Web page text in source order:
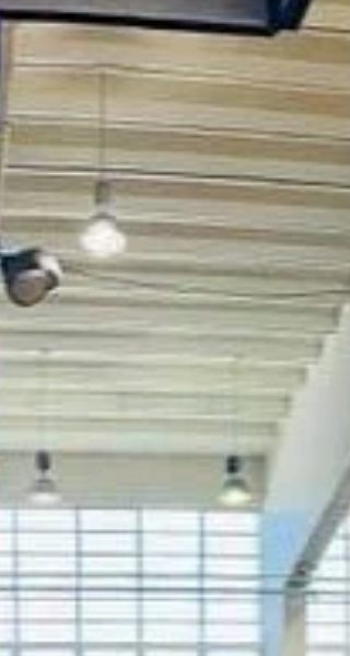
予定されておりますので、スケジュールを
確認ください。 変更等がある場合は、
およびメールにて随時ご案内いたします。
🏀 「ELITUS EXPERIENCE」へのご参加
りがとうございました！ 7月中旬に開催い
しました無料体験イベント 「ELITUS
EXPERIENCE」 にご参加いただいた皆様
誠にありがとうございました。 当日は、
FUNDAMENTALクラス・JUNIORクラスと
もに定員いっぱいとなり、多くの子どもた
にご参加いただくことがで